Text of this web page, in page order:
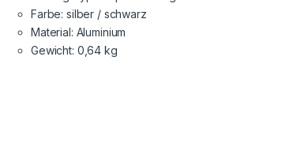
Farbe: silber / schwarz
Material: Aluminium
Gewicht: 0,64 kg